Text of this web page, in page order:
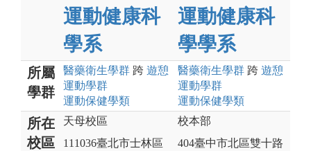
運動健康科
學系
運動健康科
學學系
所屬
學群
醫藥衛生學群 跨 遊憩
運動學群
運動保健學類
醫藥衛生學群 跨 遊憩
運動學群
運動保健學類
所在
校區
天母校區
111036臺北市士林區
校本部
404臺中市北區雙十路